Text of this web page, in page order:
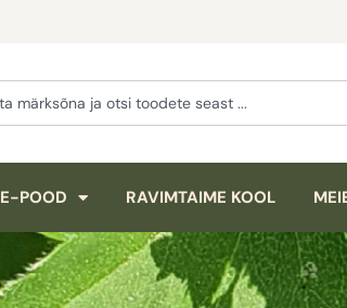
E-POOD RAVIMTAIME KOOL